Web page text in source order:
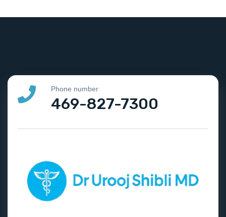
Phone number
469-827-7300